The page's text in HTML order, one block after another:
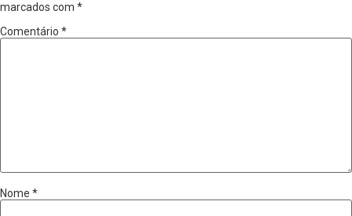
marcados com *
Comentário *
Nome *